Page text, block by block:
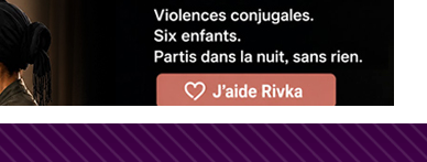
dans Torah-Box Music
de nous rejoindre sur WhatsApp
de nous rejoindre sur WhatsApp
nous rejoindre sur WhatsApp
dans Torah-Box Music